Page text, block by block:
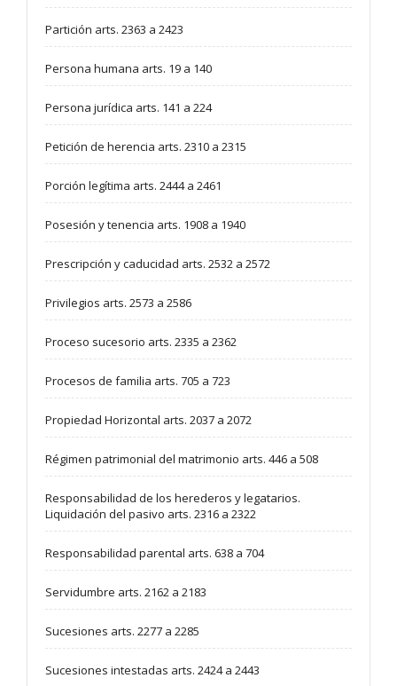
Partición arts. 2363 a 2423
Persona humana arts. 19 a 140
Persona jurídica arts. 141 a 224
Petición de herencia arts. 2310 a 2315
Porción legítima arts. 2444 a 2461
Posesión y tenencia arts. 1908 a 1940
Prescripción y caducidad arts. 2532 a 2572
Privilegios arts. 2573 a 2586
Proceso sucesorio arts. 2335 a 2362
Procesos de familia arts. 705 a 723
Propiedad Horizontal arts. 2037 a 2072
Régimen patrimonial del matrimonio arts. 446 a 508
Responsabilidad de los herederos y legatarios.
Liquidación del pasivo arts. 2316 a 2322
Responsabilidad parental arts. 638 a 704
Servidumbre arts. 2162 a 2183
Sucesiones arts. 2277 a 2285
Sucesiones intestadas arts. 2424 a 2443